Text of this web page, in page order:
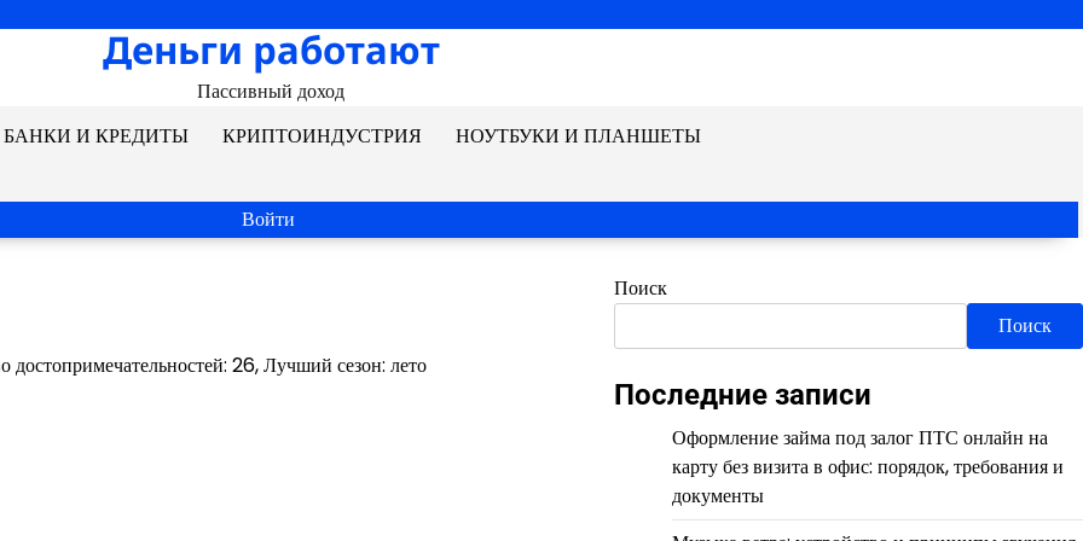
Деньги работают
Пассивный доход
БАНКИ И КРЕДИТЫ КРИПТОИНДУСТРИЯ НОУТБУКИ И ПЛАНШЕТЫ
Войти
26, Лучший сезон: лето
Поиск
Поиск
Последние записи
Оформление займа под залог ПТС онлайн на
карту без визита в офис: порядок, требования и
документы